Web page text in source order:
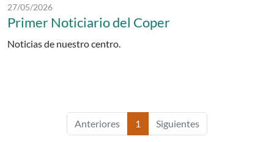
Fecha de publicación:
27/05/2026
Primer Noticiario del Coper
Noticias de nuestro centro.
Anteriores 1 Siguientes